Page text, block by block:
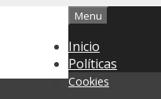
Menu
Inicio
Políticas
Cookies